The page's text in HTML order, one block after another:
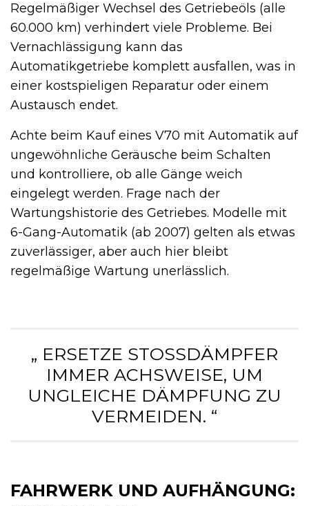
Regelmäßiger Wechsel des Getriebeöls (alle
60.000 km) verhindert viele Probleme. Bei
Vernachlässigung kann das
Automatikgetriebe komplett ausfallen, was in
einer kostspieligen Reparatur oder einem
Austausch endet.
Achte beim Kauf eines V70 mit Automatik auf
ungewöhnliche Geräusche beim Schalten
und kontrolliere, ob alle Gänge weich
eingelegt werden. Frage nach der
Wartungshistorie des Getriebes. Modelle mit
6-Gang-Automatik (ab 2007) gelten als etwas
zuverlässiger, aber auch hier bleibt
regelmäßige Wartung unerlässlich.
„ ERSETZE STOSSDÄMPFER I
MMER ACHSWEISE, UM U
NGLEICHE DÄMPFUNG ZU V
ERMEIDEN. “
FAHRWERK UND AUFHÄNGUNG: